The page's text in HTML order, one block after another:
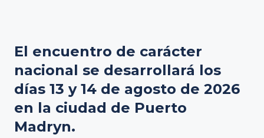
El encuentro de carácter
nacional se desarrollará los
días 13 y 14 de agosto de 2026
en la ciudad de Puerto
Madryn.